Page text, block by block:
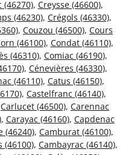
(46270), Creysse (46600),
(46230), Crégols (46330),
, Couzou (46500), Cours
(46100), Condat (46110),
(46310), Comiac (46190),
, Cénevières (46330),
(46110), Catus (46150),
, Castelfranc (46140),
Carlucet (46500), Carennac
, Carayac (46160), Capdenac
(46240), Camburat (46100),
(46100), Cambayrac (46140),